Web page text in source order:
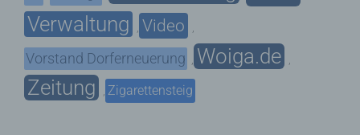
Verwaltung , Video ,
Vorstand Dorferneuerung , Woiga.de ,
Zeitung , Zigarettensteig